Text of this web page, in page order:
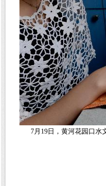
7月19日，黄河花园口